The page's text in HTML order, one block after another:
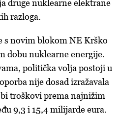
druge nuklearne elektrane
razloga.
s novim blokom NE Krško
dobu nuklearne energije.
politička volja postoji u
nije dosad izražavala
troškovi prema najnižim
9,3 i 15,4 milijarde eura.